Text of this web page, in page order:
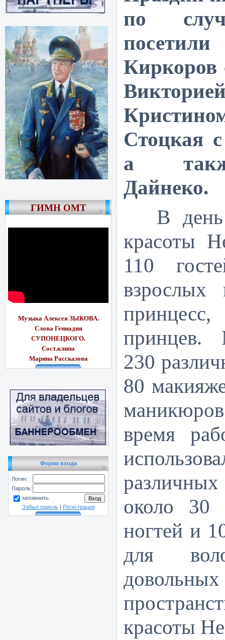
ГИМН ОМТ
Музыка Алексея ЗЫКОВА.
Слова Геннадия
СУПОНЕЦКОГО.
Сост.клипа
Марина Рассказова
Форма входа
Логин:
Пароль:
запомнить
Забыл пароль| Регистрация
по
Киркоров
Стоцкая
а
Дайнеко.
В
красоты
110
принцев.
230
80
время
около 30
ногтей и
для
красоты